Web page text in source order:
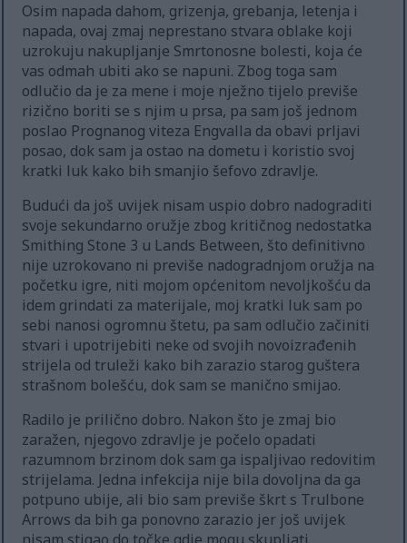
Osim napada dahom, grizenja, grebanja, letenja i
napada, ovaj zmaj neprestano stvara oblake koji
uzrokuju nakupljanje Smrtonosne bolesti, koja će
vas odmah ubiti ako se napuni. Zbog toga sam
odlučio da je za mene i moje nježno tijelo previše
rizično boriti se s njim u prsa, pa sam još jednom
poslao Prognanog viteza Engvalla da obavi prljavi
posao, dok sam ja ostao na dometu i koristio svoj
kratki luk kako bih smanjio šefovo zdravlje.
Budući da još uvijek nisam uspio dobro nadograditi
svoje sekundarno oružje zbog kritičnog nedostatka
Smithing Stone 3 u Lands Between, što definitivno
nije uzrokovano ni previše nadogradnjom oružja na
početku igre, niti mojom općenitom nevoljkošću da
idem grindati za materijale, moj kratki luk sam po
sebi nanosi ogromnu štetu, pa sam odlučio začiniti
stvari i upotrijebiti neke od svojih novoizrađenih
strijela od truleži kako bih zarazio starog guštera
strašnom bolešću, dok sam se manično smijao.
Radilo je prilično dobro. Nakon što je zmaj bio
zaražen, njegovo zdravlje je počelo opadati
razumnom brzinom dok sam ga ispaljivao redovitim
strijelama. Jedna infekcija nije bila dovoljna da ga
potpuno ubije, ali bio sam previše škrt s Trulbone
Arrows da bih ga ponovno zarazio jer još uvijek